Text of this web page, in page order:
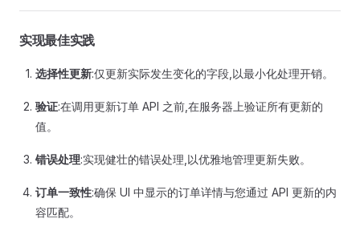
实现最佳实践
选择性更新:仅更新实际发生变化的字段,以最小化处理开销。
验证:在调用更新订单 API 之前,在服务器上验证所有更新的
值。
错误处理:实现健壮的错误处理,以优雅地管理更新失败。
订单一致性:确保 UI 中显示的订单详情与您通过 API 更新的内
容匹配。